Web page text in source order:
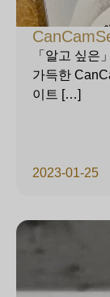
2023-01-25
「알고 싶은
가득한
이트 […]